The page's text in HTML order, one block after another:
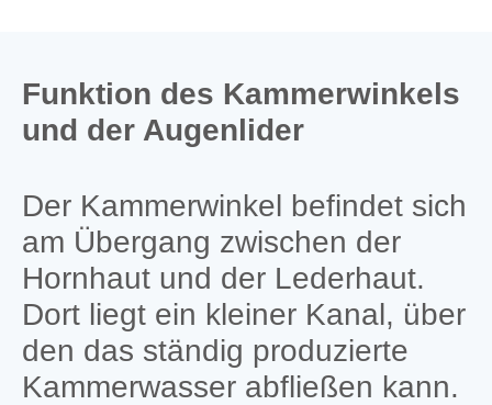
Funktion des Kammerwinkels
und der Augenlider
Der Kammerwinkel befindet sich
am Übergang zwischen der
Hornhaut und der Lederhaut.
Dort liegt ein kleiner Kanal, über
den das ständig produzierte
Kammerwasser abfließen kann.